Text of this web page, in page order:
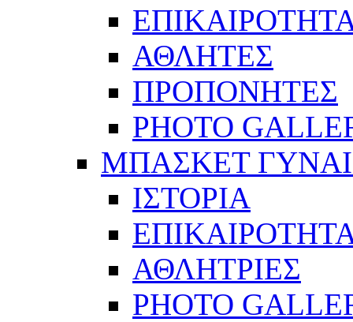
ΑΘΛΗΤΕΣ
ΠΡΟΠΟΝΗΤΕΣ
PHOTO
ΜΠΑΣΚΕΤ
ΙΣΤΟΡΙΑ
ΑΘΛΗΤΡΙΕΣ
PHOTO